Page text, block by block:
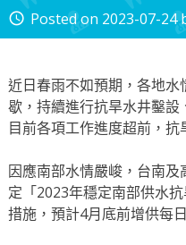
access_time Posted on 2023-07-24
近日春雨不如預期，各地
歇，持續進行抗旱水井鑿
目前各項工作進度超前，
因應南部水情嚴峻，台南
定「2023年穩定南部供水
措施，預計4月底前增供每